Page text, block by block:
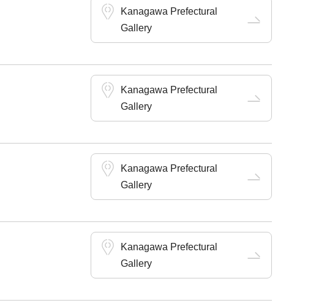
Kanagawa Prefectural
Gallery
Kanagawa Prefectural
Gallery
Kanagawa Prefectural
Gallery
Kanagawa Prefectural
Gallery